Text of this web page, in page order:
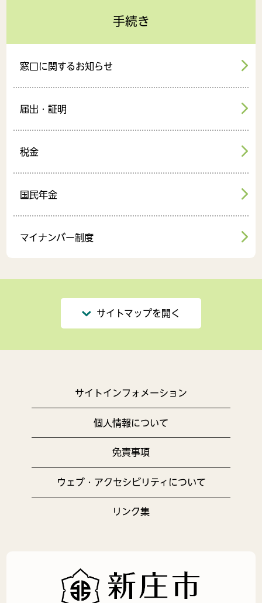
手続き
窓口に関するお知らせ
届出・証明
税金
国民年金
マイナンバー制度
サイトマップを開く
サイトインフォメーション
個人情報について
免責事項
ウェブ・アクセシビリティについて
リンク集